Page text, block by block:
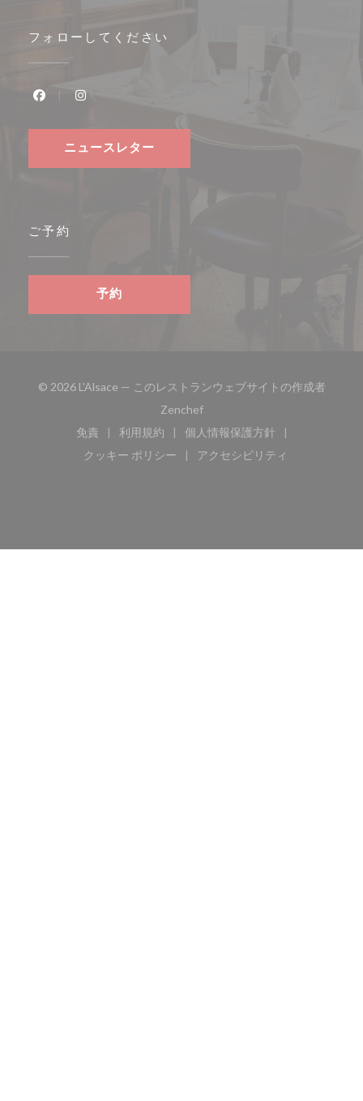
フォローしてください
ニュースレター
ご予約
予約
© 2026 L'Alsace — このレストランウェブサイトの作成者
Zenchef((新しいウィンドウで開きます))
免責
((新しいウィンドウで開きます))
利用規約
((新しいウィンドウで開きます))
個人情報保護方針
((新しいウィンドウで開
クッキー ポリシー
((新しいウィンドウで開きます))
アクセシビリティ
((新しいウィンドウで